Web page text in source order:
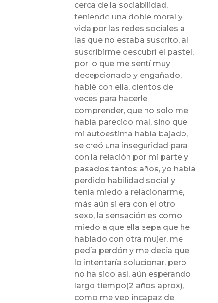
cerca de la sociabilidad,
teniendo una doble moral y
vida por las redes sociales a
las que no estaba suscrito, al
suscribirme descubrí el pastel,
por lo que me sentí muy
decepcionado y engañado,
hablé con ella, cientos de
veces para hacerle
comprender, que no solo me
había parecido mal, sino que
mi autoestima había bajado,
se creó una inseguridad para
con la relación por mi parte y
pasados tantos años, yo había
perdido habilidad social y
tenía miedo a relacionarme,
más aún si era con el otro
sexo, la sensación es como
miedo a que ella sepa que he
hablado con otra mujer, me
pedía perdón y me decía que
lo intentaría solucionar, pero
no ha sido así, aún esperando
largo tiempo(2 años aprox),
como me veo incapaz de